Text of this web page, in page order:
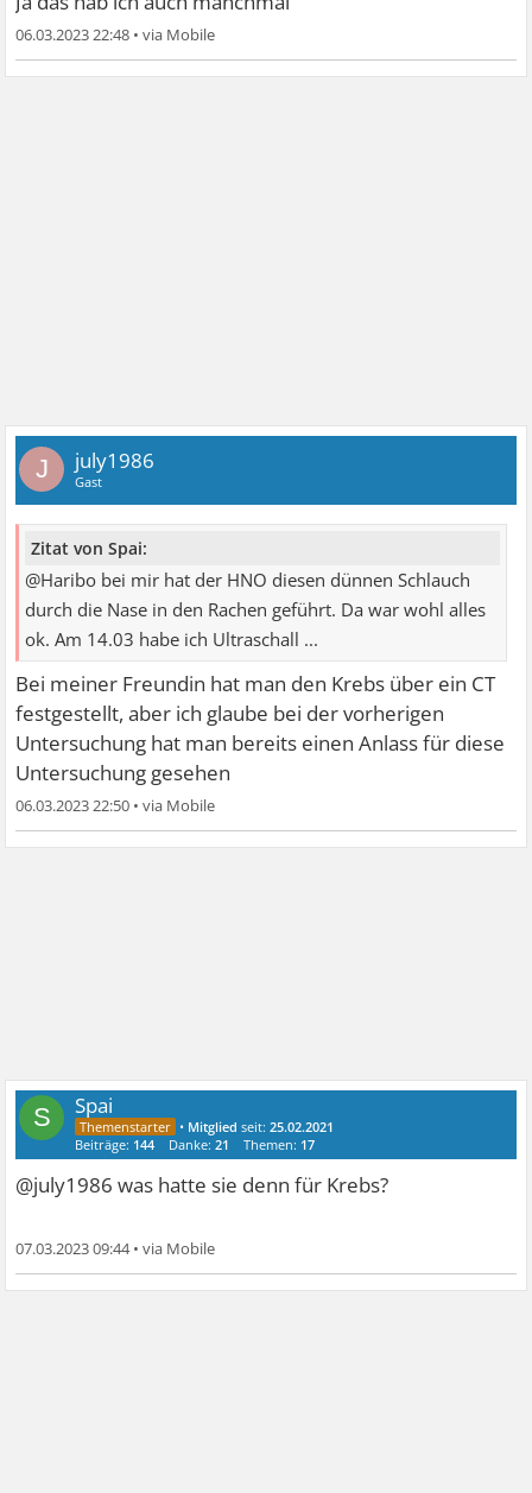
06.03.2023 22:48 •
J july1986
Gast
Zitat von Spai:
@Haribo bei mir hat der HNO diesen dünnen Schlauch
durch die Nase in den Rachen geführt. Da war wohl alles
ok. Am 14.03 habe ich Ultraschall ...
Bei meiner Freundin hat man den Krebs über ein CT
festgestellt, aber ich glaube bei der vorherigen
Untersuchung hat man bereits einen Anlass für diese
Untersuchung gesehen
06.03.2023 22:50 •
S Spai
• Mitglied seit:25.02.2021
Beiträge: 144 Danke:21 Themen: 17
@july1986 was hatte sie denn für Krebs?
07.03.2023 09:44•